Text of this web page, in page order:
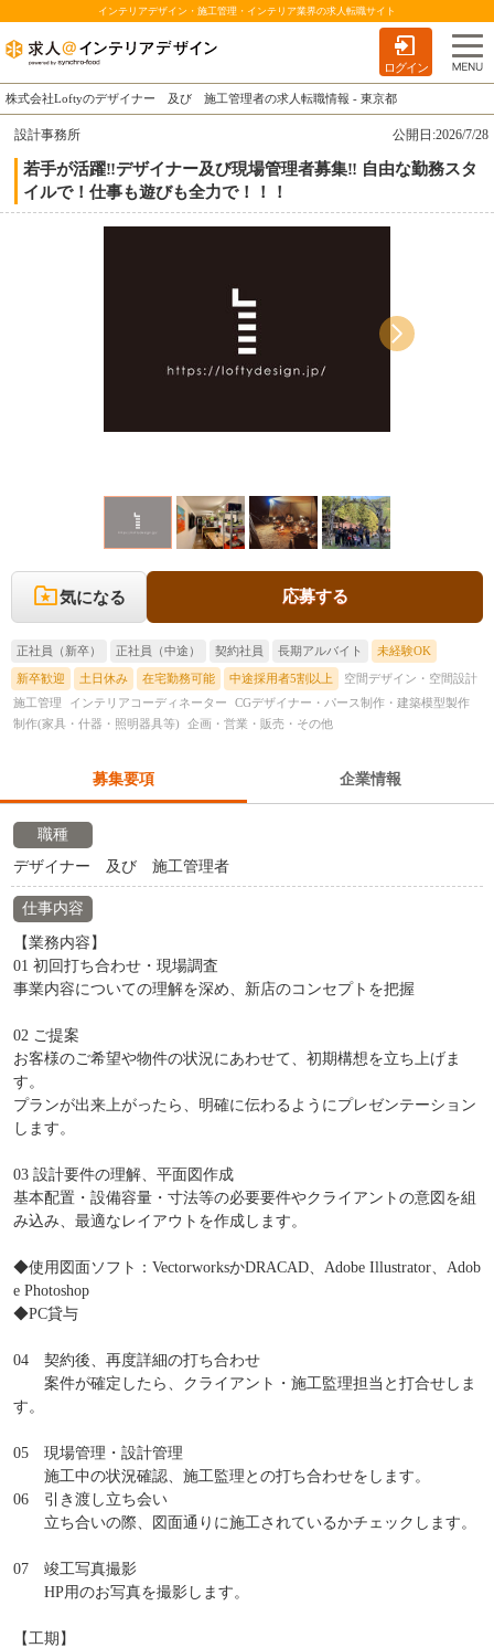
インテリアデザイン・施工管理・インテリア業界の求人転職サイト
ログイン
株式会社Loftyのデザイナー 及び 施工管理者の求人転職情報 - 東京都
設計事務所 公開日:2026/7/28
若手が活躍‼デザイナー及び現場管理者募集‼ 自由な勤務スタ
イルで！仕事も遊びも全力で！！！
気になる 応募する
正社員（新卒） 正社員（中途） 契約社員 長期アルバイト 未経験OK
新卒歓迎 土日休み 在宅勤務可能 中途採用者5割以上
空間デザイン・空間設計
施工管理
インテリアコーディネーター
CGデザイナー・パース制作・建築模型製作
制作(家具・什器・照明器具等)
企画・営業・販売・その他
募集要項 企業情報
職種
デザイナー 及び 施工管理者
仕事内容
【業務内容】
01 初回打ち合わせ・現場調査
事業内容についての理解を深め、新店のコンセプトを把握
02 ご提案
お客様のご希望や物件の状況にあわせて、初期構想を立ち上げま
す。
プランが出来上がったら、明確に伝わるようにプレゼンテーション
します。
03 設計要件の理解、平面図作成
基本配置・設備容量・寸法等の必要要件やクライアントの意図を組
み込み、最適なレイアウトを作成します。
◆使用図面ソフト：VectorworksかDRACAD、Adobe Illustrator、Adob
e Photoshop
◆PC貸与
04 契約後、再度詳細の打ち合わせ
案件が確定したら、クライアント・施工監理担当と打合せしま
す。
05 現場管理・設計管理
施工中の状況確認、施工監理との打ち合わせをします。
06 引き渡し立ち会い
立ち合いの際、図面通りに施工されているかチェックします。
07 竣工写真撮影
HP用のお写真を撮影します。
【工期】